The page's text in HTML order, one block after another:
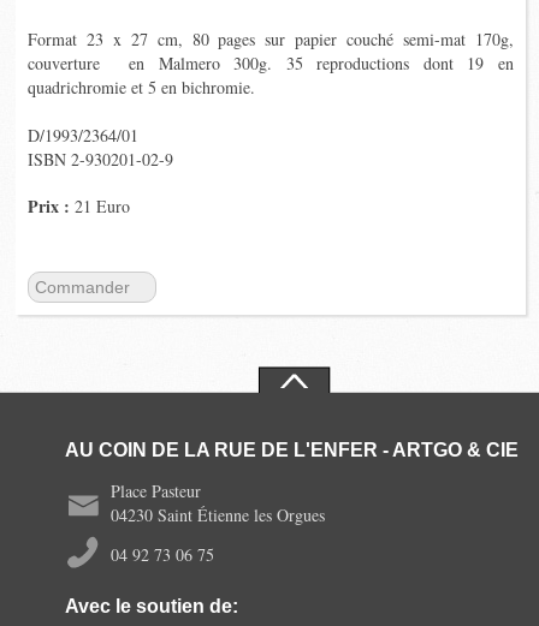
Format 23 x 27 cm, 80 pages sur papier couché semi-mat 170g,
couverture en Malmero300g. 35 reproductions dont 19 en
quadrichromie et 5 en bichromie.
D/1993/2364/01
ISBN 2-930201-02-9
Prix :21 Euro
Commander
AU COIN DE LA RUE DE L'ENFER - ARTGO & CIE
Place Pasteur
04230 Saint Étienne les Orgues
04 92 73 06 75
Avec le soutien de: